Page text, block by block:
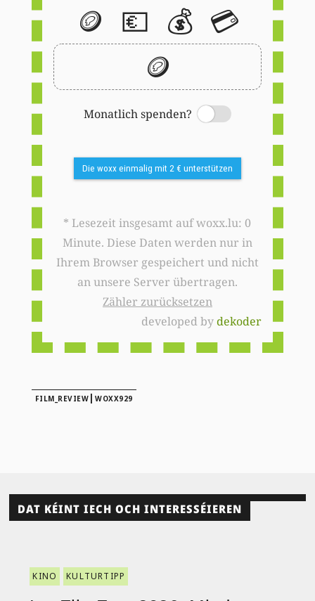
🪙 💶 💰 💳
🪙
Monatlich spenden?
Switch
Die woxx einmalig mit 2 € unterstützen
* Lesezeit insgesamt auf woxx.lu: 0
Minute. Diese Daten werden nur in
Ihrem Browser gespeichert und nicht
an unsere Server übertragen.
Zähler zurücksetzen
developed bydekoder
FILM_REVIEW |WOXX929
DAT KÉINT IECH OCH INTERESSÉIEREN
KINO KULTURTIPP